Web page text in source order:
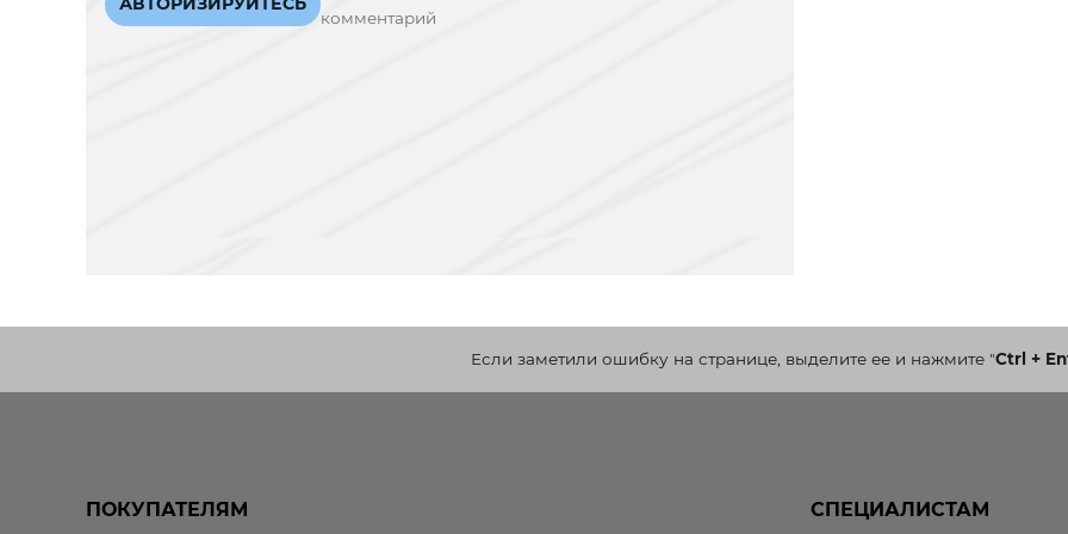
комментарий
Если заметили ошибку на странице, выделите ее и нажмите"Ctrl +
ПОКУПАТЕЛЯМ СПЕЦИАЛИСТАМ